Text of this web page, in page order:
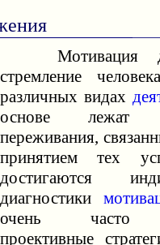
Мотивация
стремление
различных видах
основе лежат
переживания,
принятием тех
достигаются
диагностики
очень часто
проективные